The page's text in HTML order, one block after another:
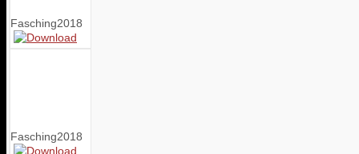
Fasching2018
Fasching2018